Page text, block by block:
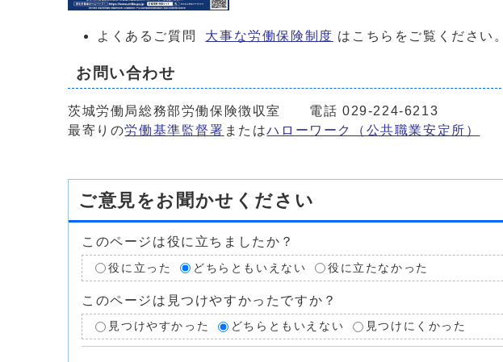
よくあるご質問 大事な労働保険制度 はこちらをご覧ください。
お問い合わせ
茨城労働局総務部労働保険徴収室 電話 029-224-6213
最寄りの労働基準監督署 またはハローワーク（公共職業安定所）
ご意見をお聞かせください
このページは役に立ちましたか？
役に立った どちらともいえない 役に立たなかった
このページは見つけやすかったですか？
見つけやすかった どちらともいえない 見つけにくかった